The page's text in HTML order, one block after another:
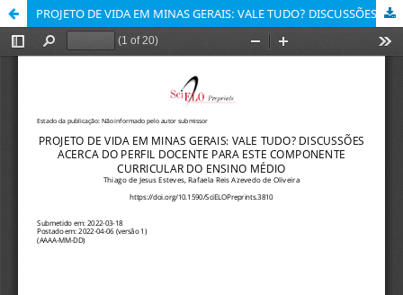
PROJETO DE VIDA EM MINAS GERAIS: VALE TUDO? DISCUSSÕES ACERCA DO PERFIL DOCENTE PARA ESTE COMPONENTE CURRICULAR DO ENSINO MÉDIO